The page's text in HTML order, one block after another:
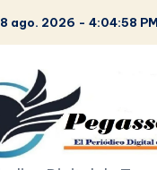
ago. 2026 - 4:05:00 PM